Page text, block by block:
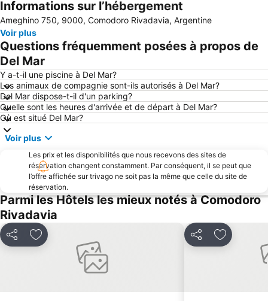
Agrandir la carte
Informations sur l’hébergement
Ameghino 750, 9000, Comodoro Rivadavia, Argentine
Voir plus
Questions fréquemment posées à propos de
Del Mar
Y a-t-il une piscine à Del Mar?
Les animaux de compagnie sont-ils autorisés à Del Mar?
Del Mar dispose-t-il d'un parking?
Quelle sont les heures d'arrivée et de départ à Del Mar?
Où est situé Del Mar?
Voir plus
Les prix et les disponibilités que nous recevons des sites de
réservation changent constamment. Par conséquent, il se peut que
l’offre affichée sur trivago ne soit pas la même que celle du site de
réservation.
Parmi les Hôtels les mieux notés à Comodoro
Rivadavia
PartagerAjouter à mes favoris PartagerAjouter à